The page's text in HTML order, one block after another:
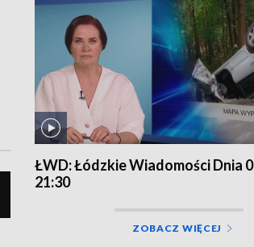
ŁWD: Łódzkie Wiadomości Dnia
21:30
ZOBACZ WIĘCEJ